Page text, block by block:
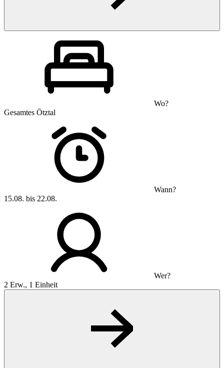
Wo?
Gesamtes Ötztal
Wann?
15.08. bis 22.08.
Wer?
2 Erw., 1 Einheit